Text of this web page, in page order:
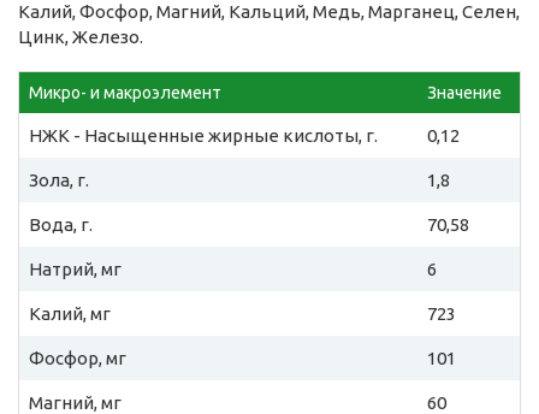
Калий, Фосфор, Магний, Кальций, Медь, Марганец, Селен,
Цинк, Железо.
Микро- и макроэлемент Значение
НЖК - Насыщенные жирные кислоты, г. 0,12
Зола, г. 1,8
Вода, г. 70,58
Натрий, мг 6
Калий, мг 723
Фосфор, мг 101
Магний, мг 60